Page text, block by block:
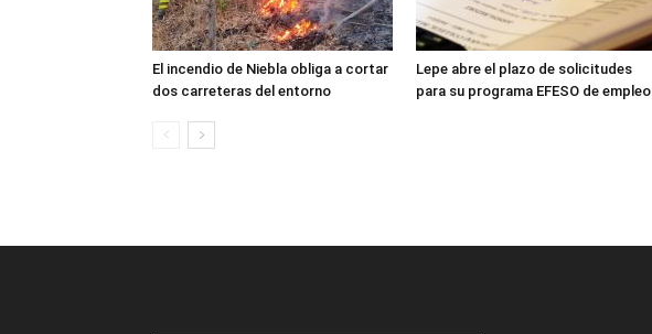
El incendio de Niebla obliga a cortar
dos carreteras del entorno
Lepe abre el plazo de solicitudes
para su programa EFESO de empleo